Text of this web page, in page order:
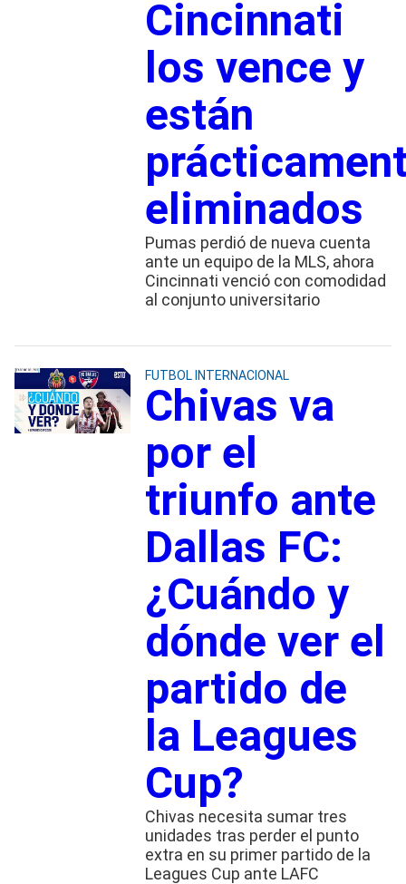
Cincinnati
los vence y
están
eliminados
Pumas perdió de nueva cuenta
ante un equipo de la MLS, ahora
Cincinnati venció con comodidad
al conjunto universitario
FUTBOL INTERNACIONAL
Chivas va
por el
triunfo ante
Dallas FC:
¿Cuándo y
dónde ver el
partido de
la Leagues
Cup?
Chivas necesita sumar tres
unidades tras perder el punto
extra en su primer partido de la
Leagues Cup ante LAFC